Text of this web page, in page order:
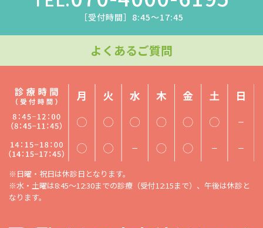
よくあるご質問
［受付時間］8:45〜17:45
※日曜・祝日は休診日となります。
※水・土曜は8:45〜12:30までの診療（受付12:15まで）、午後は休診と
なります。